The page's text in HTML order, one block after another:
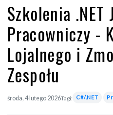
Szkolenia
Pracowniczy -
Lojalnego i
Zespołu
środa, 4 lutego 2026Tagi: C#/.NET